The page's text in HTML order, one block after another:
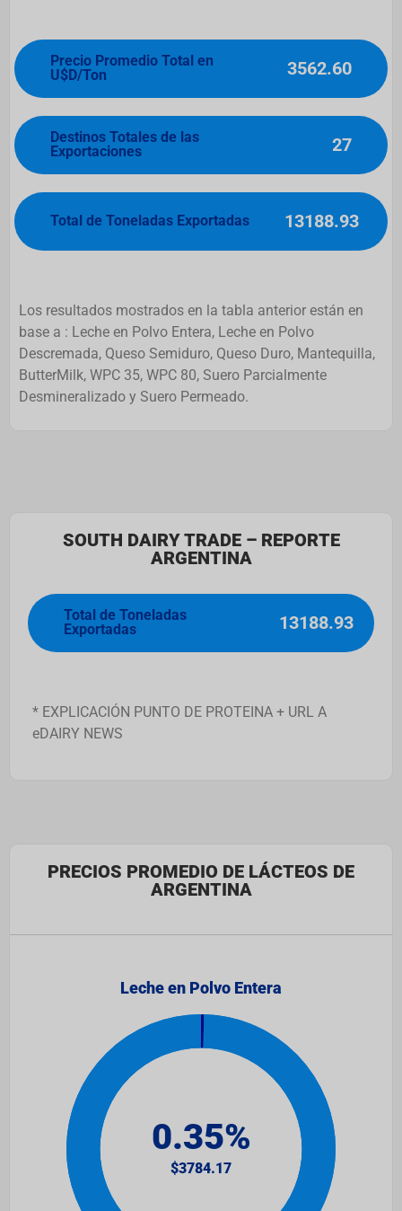
Precio Promedio Total en
U$D/Ton
3562.60
Destinos Totales de las
Exportaciones
27
Total de Toneladas Exportadas 13188.93
Los resultados mostrados en la tabla anterior están en
base a : Leche en Polvo Entera, Leche en Polvo
Descremada, Queso Semiduro, Queso Duro, Mantequilla,
ButterMilk, WPC 35, WPC 80, Suero Parcialmente
Desmineralizado y Suero Permeado.
SOUTH DAIRY TRADE – REPORTE
ARGENTINA
Total de Toneladas
Exportadas
13188.93
* EXPLICACIÓN PUNTO DE PROTEINA + URL A
eDAIRY NEWS
PRECIOS PROMEDIO DE LÁCTEOS DE
ARGENTINA
Leche en Polvo Entera